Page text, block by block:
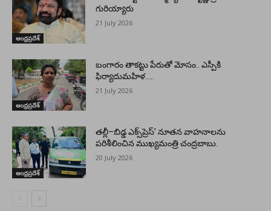
ఆంధ్రప్రదేశ్
గురియ్యారు
21 July 2026
ఆంధ్రప్రదేశ్
బంగారం తాకట్టు పేరుతో మోసం.. ఎస్పీకి
ఫిర్యాదుమహిళ…..
21 July 2026
ఆంధ్రప్రదేశ్
తల్లీ–బిడ్డ ఎక్స్‌ప్రెస్’ నూతన వాహనాలను
పరిశీలించిన ముఖ్యమంత్రి చంద్రబాబు.
20 July 2026